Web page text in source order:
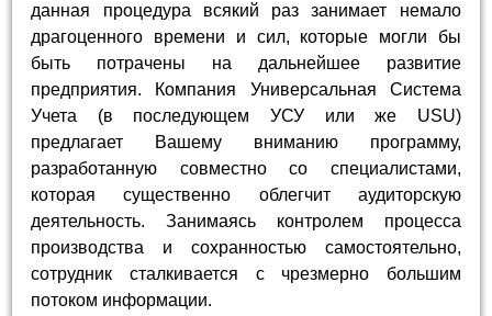
данная процедура всякий раз занимает немало
драгоценного времени и сил, которые могли бы
быть потрачены на дальнейшее развитие
предприятия. Компания Универсальная Система
Учета (в последующем УСУ или же USU)
предлагает Вашему вниманию программу,
разработанную совместно со специалистами,
которая существенно облегчит аудиторскую
деятельность. Занимаясь контролем процесса
производства и сохранностью самостоятельно,
сотрудник сталкивается с чрезмерно большим
потоком информации.